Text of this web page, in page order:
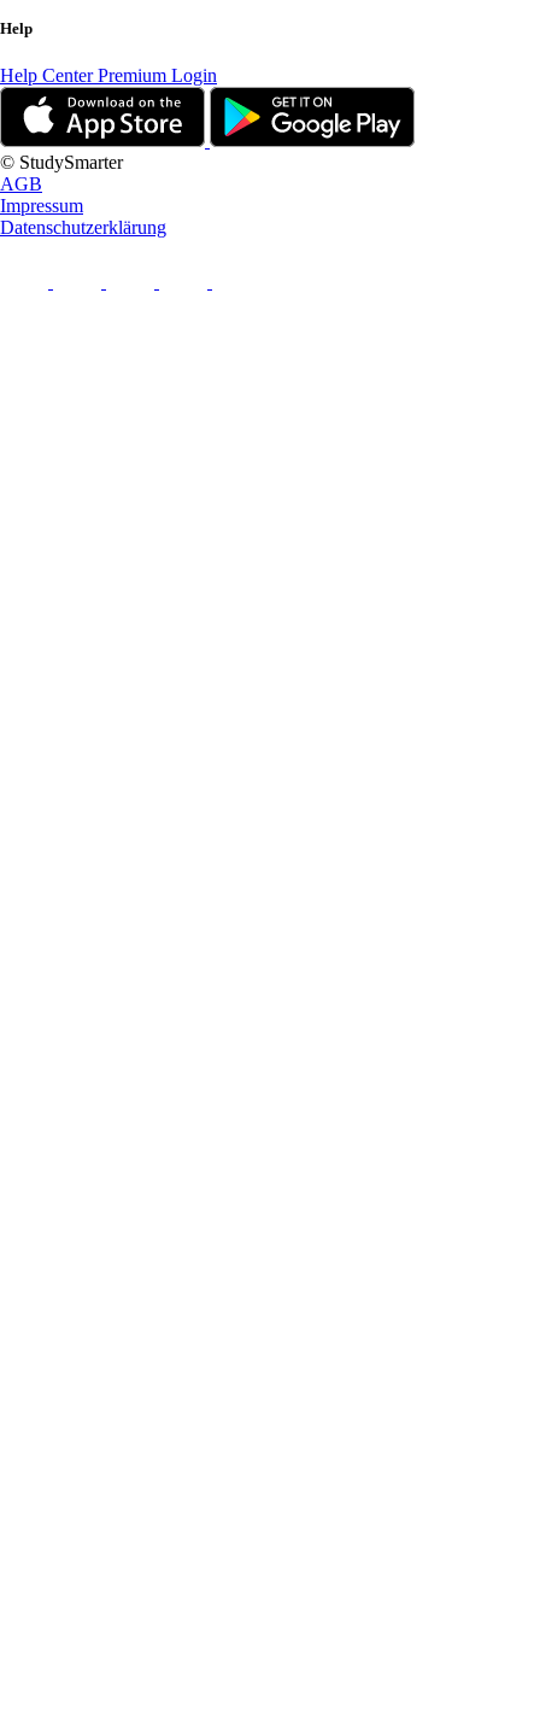
Help
Help CenterPremium Login
© StudySmarter
AGB
Impressum
Datenschutzerklärung